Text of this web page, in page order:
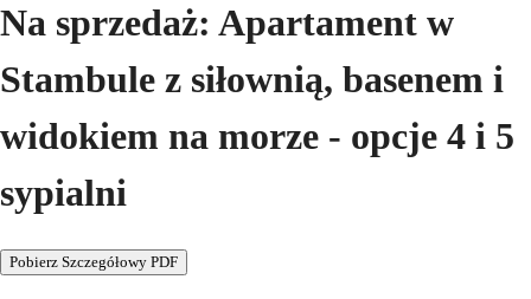
Na sprzedaż: Apartament w
Stambule z siłownią, basenem i
widokiem na morze - opcje 4 i 5
sypialni
Pobierz Szczegółowy PDF